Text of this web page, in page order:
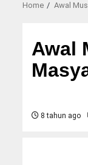
Home Awal
Awal
8 tahun ago